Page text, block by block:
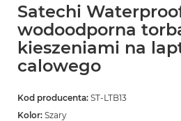
Satechi
wodoodporna
kieszeniami na
calowego
Kod producenta: ST-LTB13
Kolor: Szary